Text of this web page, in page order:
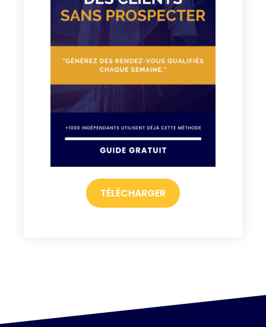
TÉLÉCHARGER